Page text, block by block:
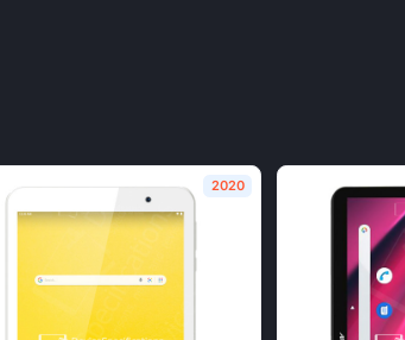
2020